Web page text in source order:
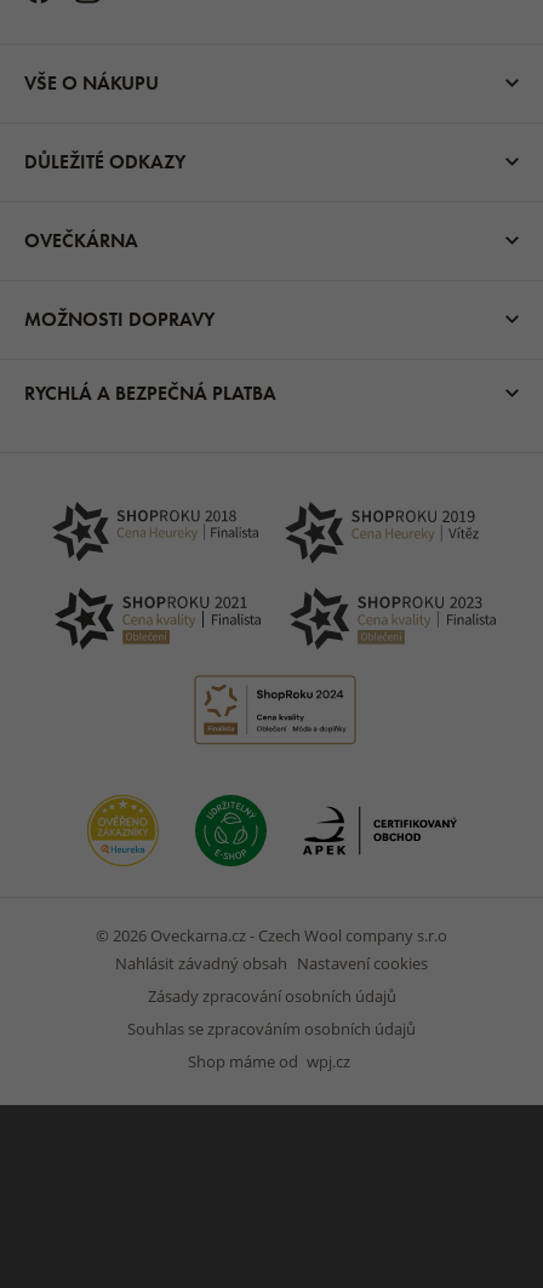
VŠE O NÁKUPU
DŮLEŽITÉ ODKAZY
OVEČKÁRNA
MOŽNOSTI DOPRAVY
RYCHLÁ A BEZPEČNÁ PLATBA
© 2026 Oveckarna.cz - Czech Wool company s.r.o
Nahlásit závadný obsah Nastavení cookies
Zásady zpracování osobních údajů
Souhlas se zpracováním osobních údajů
Shop máme od wpj.cz